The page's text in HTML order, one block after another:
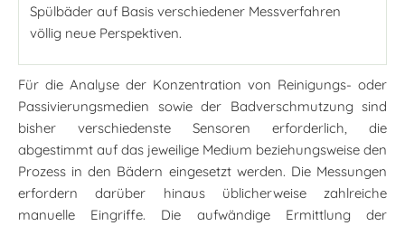
Spülbäder auf Basis verschiedener Messverfahren
völlig neue Perspektiven.
Für die Analyse der Konzentration von Reinigungs- oder
Passivierungsmedien sowie der Badverschmutzung sind
bisher verschiedenste Sensoren erforderlich, die
abgestimmt auf das jeweilige Medium beziehungsweise den
Prozess in den Bädern eingesetzt werden. Die Messungen
erfordern darüber hinaus üblicherweise zahlreiche
manuelle Eingriffe. Die aufwändige Ermittlung der